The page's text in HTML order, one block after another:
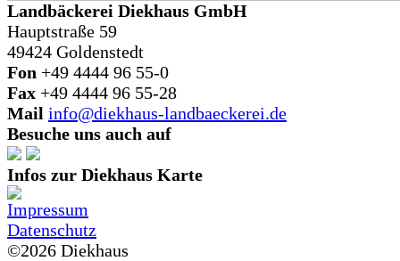
Landbäckerei Diekhaus GmbH
Hauptstraße 59
49424 Goldenstedt
Fon +49 4444 96 55-0
Fax +49 4444 96 55-28
Mail info@diekhaus-landbaeckerei.de
Besuche uns auch auf
Infos zur Diekhaus Karte
Impressum
Datenschutz
©2026 Diekhaus